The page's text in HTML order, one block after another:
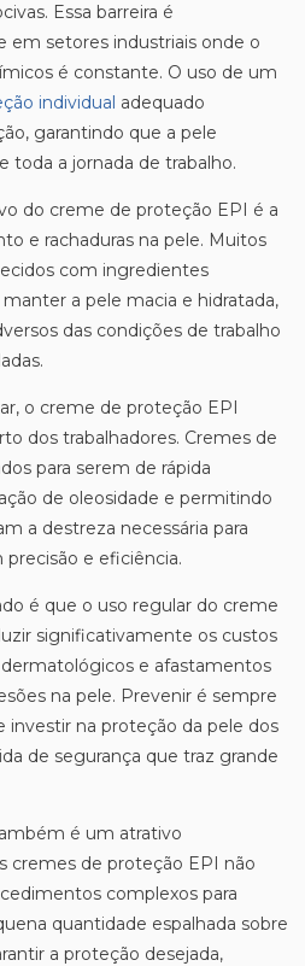
Essa barreira é
setores industriais onde o
é constante. O uso de um
individual adequado
garantindo que a pele
toda a jornada de trabalho.
do creme de proteção EPI é a
e rachaduras na pele. Muitos
com ingredientes
a pele macia e hidratada,
das condições de trabalho
o creme de proteção EPI
dos trabalhadores. Cremes de
para serem de rápida
de oleosidade e permitindo
a destreza necessária para
e eficiência.
é que o uso regular do creme
significativamente os custos
e afastamentos
na pele. Prevenir é sempre
investir na proteção da pele dos
de segurança que traz grande
é um atrativo
cremes de proteção EPI não
complexos para
quantidade espalhada sobre
a proteção desejada,